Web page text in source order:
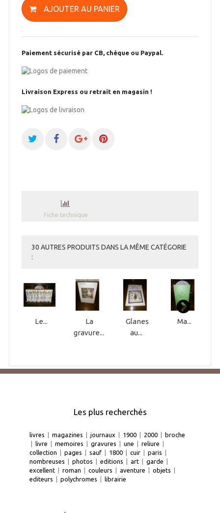
AJOUTER AU PANIER
Paiement sécurisé par CB, chèque ou Paypal.
Livraison Express ou retrait en magasin !
Fiche technique
30 AUTRES PRODUITS DANS LA MÊME CATÉGORIE
:
Le...
La
gravure...
Glanes
au...
Ma...
Les plus recherchés
livres | magazines | journaux | 1900 | 2000 | broche
| livre | memoires | gravures | une | reliure |
collection | pages | sauf | 1800 | cuir | paris |
nombreuses | photos | editions | art | garde |
excellent | roman | couleurs | aventure | objets |
editeurs | polychromes | librairie